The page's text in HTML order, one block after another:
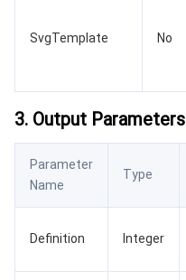
SvgTemplate No
3. Output Parameters
Parameter
Name
Type
Definition Integer